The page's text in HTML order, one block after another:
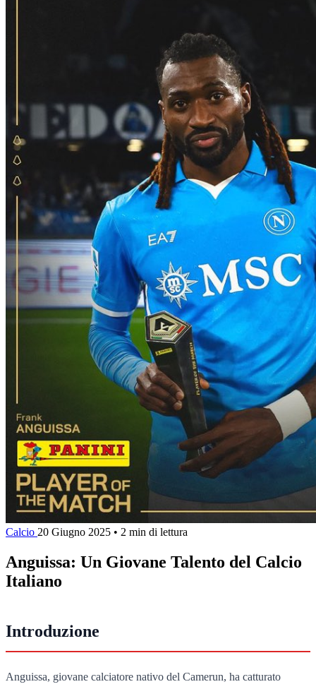
Calcio 20 Giugno 2025 • 2 min di lettura
Anguissa: Un Giovane Talento del Calcio
Italiano
Introduzione
Anguissa, giovane calciatore nativo del Camerun, ha catturato